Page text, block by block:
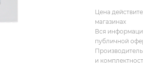
Цена
магазинах
Вся
публичной
и